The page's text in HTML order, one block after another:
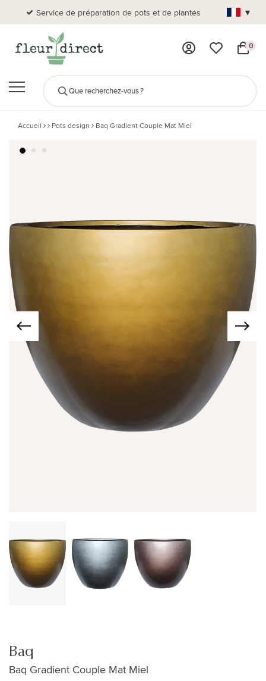
Service de préparation de pots et de plantes Plus
▾
0
Accueil Pots design Baq Gradient Couple Mat Miel
Baq
Baq Gradient Couple Mat Miel